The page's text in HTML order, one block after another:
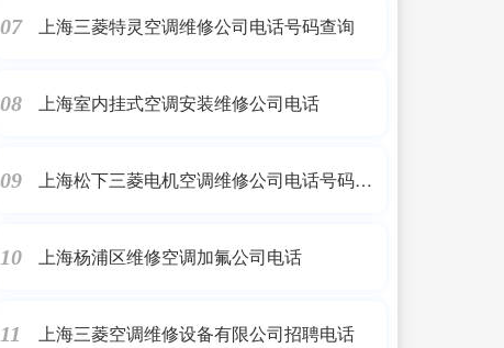
07 上海三菱特灵空调维修公司电话号码查询
08 上海室内挂式空调安装维修公司电话
09
上海松下三菱电机空调维修公司电话号码查
10 上海杨浦区维修空调加氟公司电话
11 上海三菱空调维修设备有限公司招聘电话